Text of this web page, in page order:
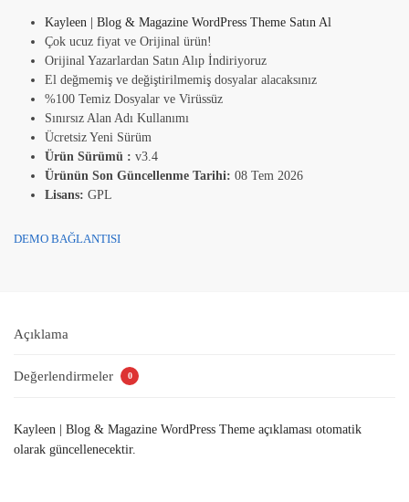
Kayleen | Blog & Magazine WordPress Theme Satın Al
Çok ucuz fiyat ve Orijinal ürün!
Orijinal Yazarlardan Satın Alıp İndiriyoruz
El değmemiş ve değiştirilmemiş dosyalar alacaksınız
%100 Temiz Dosyalar ve Virüssüz
Sınırsız Alan Adı Kullanımı
Ücretsiz Yeni Sürüm
Ürün Sürümü : v3.4
Ürünün Son Güncellenme Tarihi: 08 Tem 2026
Lisans: GPL
DEMO BAĞLANTISI
Açıklama
Değerlendirmeler 0
Kayleen | Blog & Magazine WordPress Theme açıklaması otomatik
olarak güncellenecektir.